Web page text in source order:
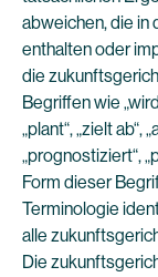
abweichen, die
enthalten oder
die
Begriffen wie
„plant“, „zielt ab“,
„prognostiziert“,
Form dieser
Terminologie
alle
Die